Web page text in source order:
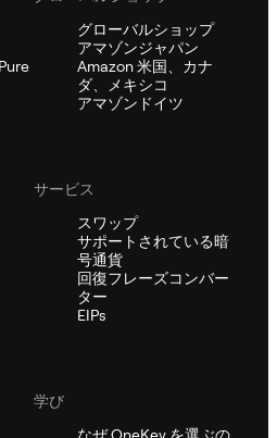
グローバルショップ
アマゾンジャパン
Amazon 米国、カナ
ダ、メキシコ
アマゾンドイツ
サービス
スワップ
サポートされている暗
号通貨
回復フレーズコンバー
ター
EIPs
学び